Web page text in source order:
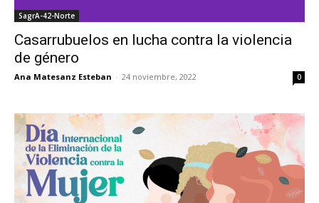
SagrA-42-Norte
Casarrubuelos en lucha contra la violencia
de género
Ana Matesanz Esteban - 24 noviembre, 2022 0